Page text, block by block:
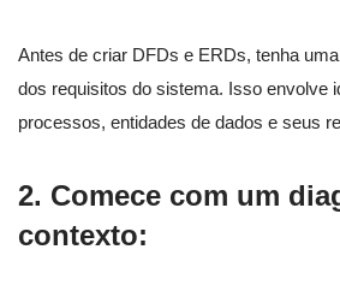
Antes de criar DFDs e ERDs, tenha
dos requisitos do sistema. Isso envolve
processos, entidades de dados e seus
2. Comece com um
contexto: